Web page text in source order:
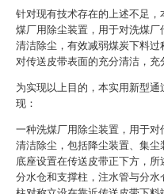
针对现有技术存在的上述不足
煤厂用除尘装置，用于对洗煤
清洁除尘，有效减弱煤炭下料
对传送皮带表面的充分清洁，充
为实现以上目的，本实用新型
现：
一种洗煤厂用除尘装置，用于
清洁除尘，包括降尘装置、集尘
底座设置在传送皮带正下方，所
分水仓和支撑柱，注水管与分